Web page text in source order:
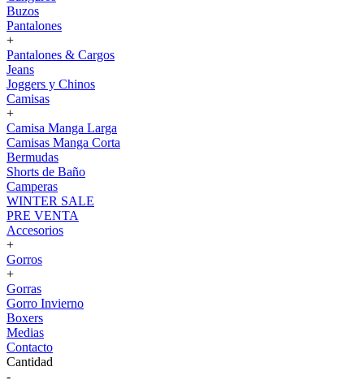
Buzos
Pantalones
+
Pantalones & Cargos
Jeans
Joggers y Chinos
Camisas
+
Camisa Manga Larga
Camisas Manga Corta
Bermudas
Shorts de Baño
Camperas
WINTER SALE
PRE VENTA
Accesorios
+
Gorros
+
Gorras
Gorro Invierno
Boxers
Medias
Contacto
Cantidad
-